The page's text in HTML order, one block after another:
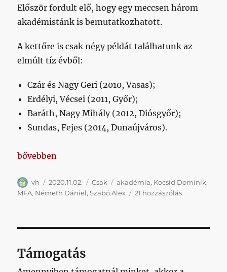
Először fordult elő, hogy egy meccsen három
akadémistánk is bemutatkozhatott.
A kettőre is csak négy példát találhatunk az
elmúlt tíz évből:
Czár és Nagy Geri (2010, Vasas);
Erdélyi, Vécsei (2011, Győr);
Baráth, Nagy Mihály (2012, Diósgyőr);
Sundas, Fejes (2014, Dunaújváros).
„Egyre vagyunk az ötventől”
bővebben
Szerző
vh Közzétéve
2020.11.02. Kategória
Csak Címke
akadémia, Kocsid Dominik,
MFA, Németh Dániel,Szabó Alex 21 hozzászólásEgyre
Támogatás